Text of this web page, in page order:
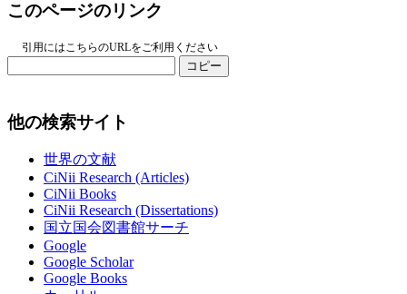
このページのリンク
引用にはこちらのURLをご利用ください
コピー
他の検索サイト
世界の文献
CiNii Research (Articles)
CiNii Books
CiNii Research (Dissertations)
国立国会図書館サーチ
Google
Google Scholar
Google Books